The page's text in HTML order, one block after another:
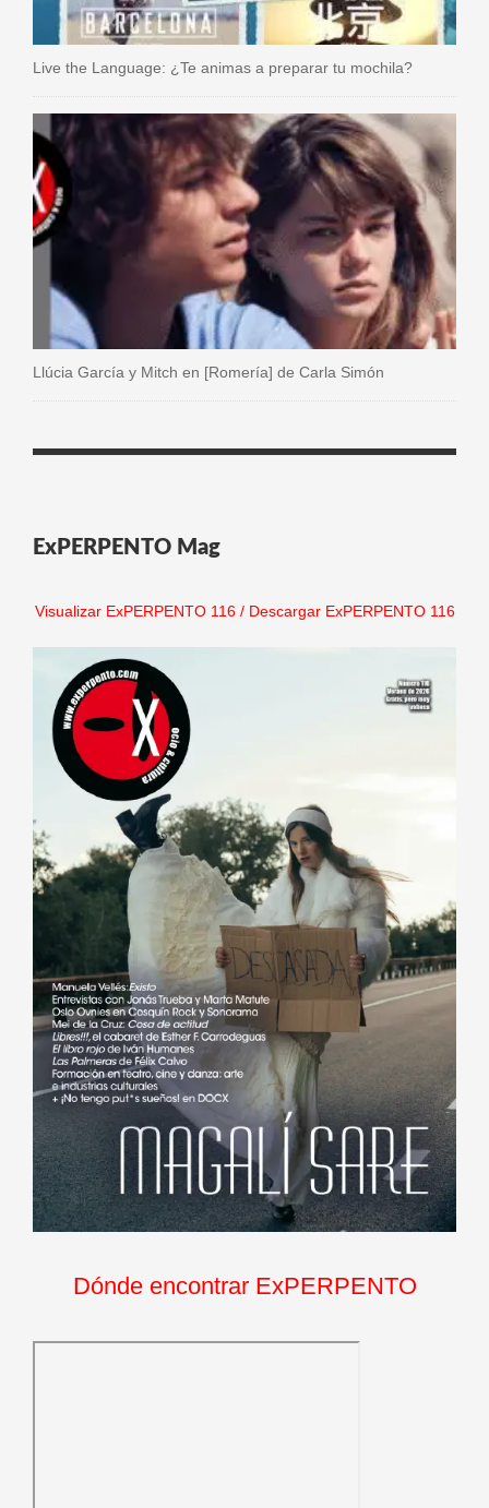
Live the Language: ¿Te animas a preparar tu mochila?
Llúcia García y Mitch en [Romería] de Carla Simón
ExPERPENTO Mag
Visualizar ExPERPENTO 116/ Descargar ExPERPENTO 116
Dónde encontrar ExPERPENTO